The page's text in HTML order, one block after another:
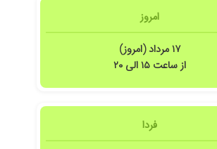
امروز
۱۷ مرداد (امروز)
از ساعت ۱۵ الی ۲۰
فردا